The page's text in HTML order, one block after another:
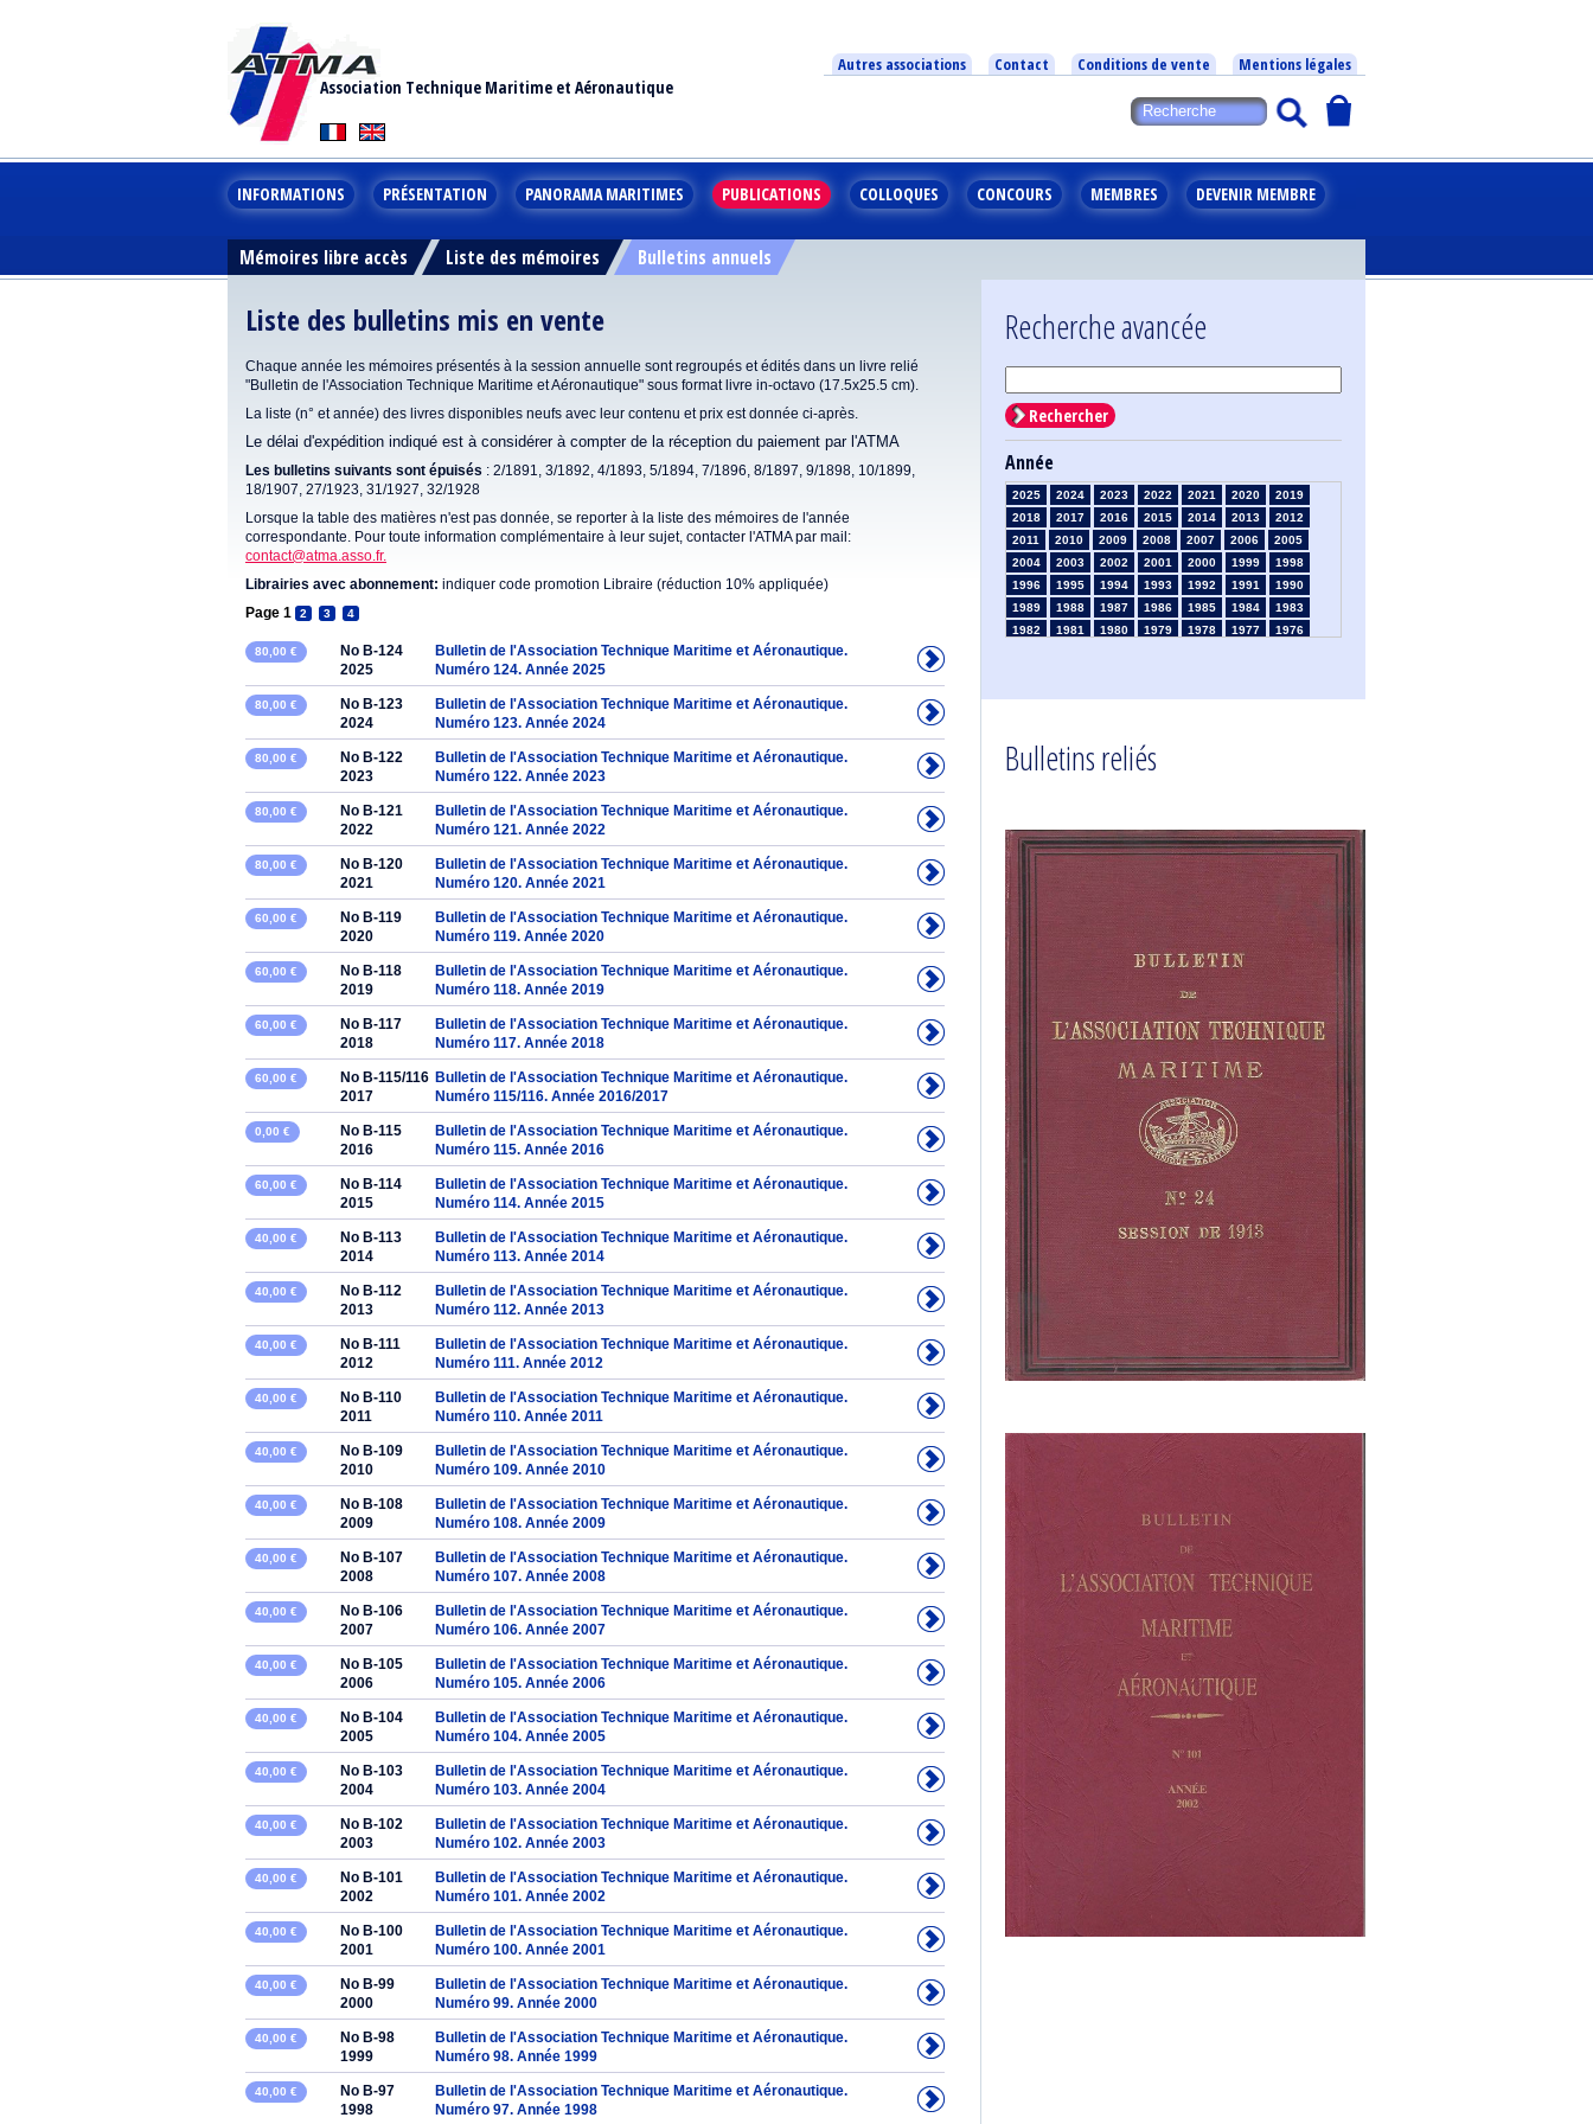
Association Technique Maritime et Aéronautique
Autres associations Contact Conditions de vente Mentions légales
INFORMATIONS PRÉSENTATION PANORAMA MARITIMES PUBLICATIONS COLLOQUES CONCOURS MEMBRES DEVENIR MEMBRE
Mémoires libre accès Liste des mémoires Bulletins annuels
Liste des bulletins mis en vente
Chaque année les mémoires présentés à la session annuelle sont regroupés et édités dans un livre relié
"Bulletin de l'Association Technique Maritime et Aéronautique" sous format livre in-octavo (17.5x25.5 cm).
La liste (n° et année) des livres disponibles neufs avec leur contenu et prix est donnée ci-après.
Le délai d'expédition indiqué est à considérer à compter de la réception du paiement par l'ATMA
Les bulletins suivants sont épuisés : 2/1891, 3/1892, 4/1893, 5/1894, 7/1896, 8/1897, 9/1898, 10/1899,
18/1907, 27/1923, 31/1927, 32/1928
Lorsque la table des matières n'est pas donnée, se reporter à la liste des mémoires de l'année
correspondante. Pour toute information complémentaire à leur sujet, contacter l'ATMA par mail:
contact@atma.asso.fr.
Librairies avec abonnement: indiquer code promotion Libraire (réduction 10% appliquée)
Page 1
2 3 4
80,00 €
No B-124
2025
Bulletin de l'Association Technique Maritime et Aéronautique.
Numéro 124. Année 2025
80,00 €
No B-123
2024
Bulletin de l'Association Technique Maritime et Aéronautique.
Numéro 123. Année 2024
80,00 €
No B-122
2023
Bulletin de l'Association Technique Maritime et Aéronautique.
Numéro 122. Année 2023
80,00 €
No B-121
2022
Bulletin de l'Association Technique Maritime et Aéronautique.
Numéro 121. Année 2022
80,00 €
No B-120
2021
Bulletin de l'Association Technique Maritime et Aéronautique.
Numéro 120. Année 2021
60,00 €
No B-119
2020
Bulletin de l'Association Technique Maritime et Aéronautique.
Numéro 119. Année 2020
60,00 €
No B-118
2019
Bulletin de l'Association Technique Maritime et Aéronautique.
Numéro 118. Année 2019
60,00 €
No B-117
2018
Bulletin de l'Association Technique Maritime et Aéronautique.
Numéro 117. Année 2018
60,00 €
No B-115/116
2017
Bulletin de l'Association Technique Maritime et Aéronautique.
Numéro 115/116. Année 2016/2017
0,00 €
No B-115
2016
Bulletin de l'Association Technique Maritime et Aéronautique.
Numéro 115. Année 2016
60,00 €
No B-114
2015
Bulletin de l'Association Technique Maritime et Aéronautique.
Numéro 114. Année 2015
40,00 €
No B-113
2014
Bulletin de l'Association Technique Maritime et Aéronautique.
Numéro 113. Année 2014
40,00 €
No B-112
2013
Bulletin de l'Association Technique Maritime et Aéronautique.
Numéro 112. Année 2013
40,00 €
No B-111
2012
Bulletin de l'Association Technique Maritime et Aéronautique.
Numéro 111. Année 2012
40,00 €
No B-110
2011
Bulletin de l'Association Technique Maritime et Aéronautique.
Numéro 110. Année 2011
40,00 €
No B-109
2010
Bulletin de l'Association Technique Maritime et Aéronautique.
Numéro 109. Année 2010
40,00 €
No B-108
2009
Bulletin de l'Association Technique Maritime et Aéronautique.
Numéro 108. Année 2009
40,00 €
No B-107
2008
Bulletin de l'Association Technique Maritime et Aéronautique.
Numéro 107. Année 2008
40,00 €
No B-106
2007
Bulletin de l'Association Technique Maritime et Aéronautique.
Numéro 106. Année 2007
40,00 €
No B-105
2006
Bulletin de l'Association Technique Maritime et Aéronautique.
Numéro 105. Année 2006
40,00 €
No B-104
2005
Bulletin de l'Association Technique Maritime et Aéronautique.
Numéro 104. Année 2005
40,00 €
No B-103
2004
Bulletin de l'Association Technique Maritime et Aéronautique.
Numéro 103. Année 2004
40,00 €
No B-102
2003
Bulletin de l'Association Technique Maritime et Aéronautique.
Numéro 102. Année 2003
40,00 €
No B-101
2002
Bulletin de l'Association Technique Maritime et Aéronautique.
Numéro 101. Année 2002
40,00 €
No B-100
2001
Bulletin de l'Association Technique Maritime et Aéronautique.
Numéro 100. Année 2001
40,00 €
No B-99
2000
Bulletin de l'Association Technique Maritime et Aéronautique.
Numéro 99. Année 2000
40,00 €
No B-98
1999
Bulletin de l'Association Technique Maritime et Aéronautique.
Numéro 98. Année 1999
40,00 €
No B-97
1998
Bulletin de l'Association Technique Maritime et Aéronautique.
Numéro 97. Année 1998
Recherche avancée
Rechercher
Année
2025 2024 2023 2022 2021 2020
2019
2018
2017 2016 2015 2014 2013
2012
2011
2010 2009 2008 2007 2006
2005
2004
2003 2002 2001 2000 1999
1998
1996
1995 1994 1993 1992 1991
1990
1989
1988 1987 1986 1985 1984
1983
1982
1981 1980 1979 1978 1977
1976
1961
1960 1959 1958 1957 1956
1955
1939
1935
1934 1933 1932
1903
1902 1901 1900 1895 1890
Bulletins reliés